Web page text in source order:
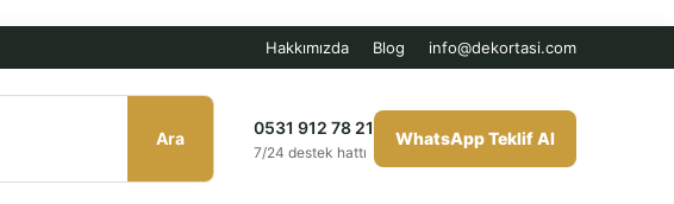
Hakkımızda Blog info@dekortasi.com
Ara
0531 912 78 21
7/24 destek hattı
WhatsApp Teklif Al